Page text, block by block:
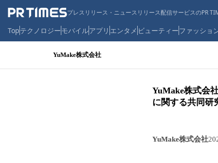
プレスリリース・ニュースリリース配信サービスのPR
Topテクノロジーモバイルアプリ エンタメ ビューティーファッショ
YuMake株式会社
YuMake株式会
に関する共同研
YuMake株式会社